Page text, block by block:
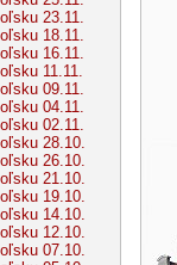
23.11.
18.11.
16.11.
11.11.
09.11.
04.11.
02.11.
28.10.
26.10.
21.10.
19.10.
14.10.
12.10.
07.10.